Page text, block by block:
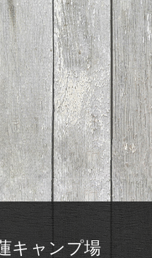
キャンプ場